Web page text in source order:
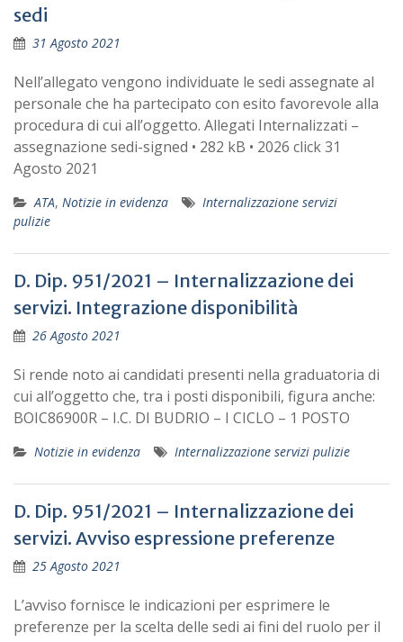
sedi
31 Agosto 2021
Nell’allegato vengono individuate le sedi assegnate al
personale che ha partecipato con esito favorevole alla
procedura di cui all’oggetto. Allegati Internalizzati –
assegnazione sedi-signed • 282 kB • 2026 click 31
Agosto 2021
ATA, Notizie in evidenza
Internalizzazione servizi
pulizie
D. Dip. 951/2021 – Internalizzazione dei
servizi. Integrazione disponibilità
26 Agosto 2021
Si rende noto ai candidati presenti nella graduatoria di
cui all’oggetto che, tra i posti disponibili, figura anche:
BOIC86900R – I.C. DI BUDRIO – I CICLO – 1 POSTO
Notizie in evidenza Internalizzazione servizi pulizie
D. Dip. 951/2021 – Internalizzazione dei
servizi. Avviso espressione preferenze
25 Agosto 2021
L’avviso fornisce le indicazioni per esprimere le
preferenze per la scelta delle sedi ai fini del ruolo per il